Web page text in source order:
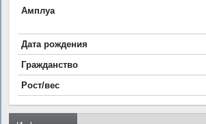
Амплуа
Дата рождения
Гражданство
Рост/вес